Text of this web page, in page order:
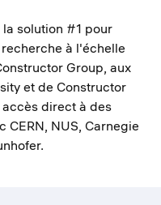
solution #1 pour
à l'échelle
Group, aux
et de Constructor
direct à des
NUS, Carnegie